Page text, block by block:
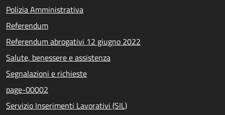
Polizia Amministrativa
Referendum
Referendum abrogativi 12 giugno 2022
Salute, benessere e assistenza
Segnalazioni e richieste
page-00002
Servizio Inserimenti Lavorativi (SIL)